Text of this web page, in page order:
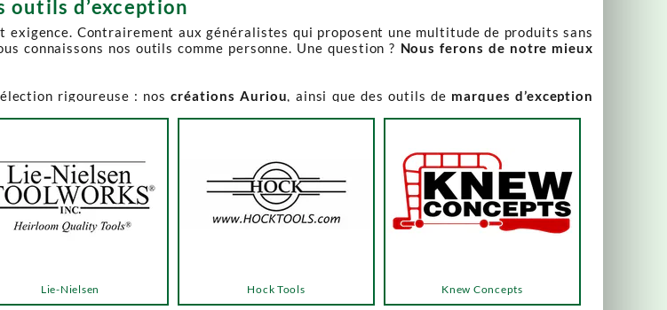
outils d’exception
exigence. Contrairement aux généralistes qui proposent une multitude de produits sans
connaissons nos outils comme personne. Une question ? Nous ferons de notre mieux
rigoureuse : noscréations Auriou, ainsi que des outils de marques d’exception
Les délais peuvent varier, alors n’hésitez pas à nous contacter pour
affiner votre recherche, utilisez les menus ou les boutons dédiés, qui vous mèneront
Lie-Nielsen Hock Tools Knew Concepts